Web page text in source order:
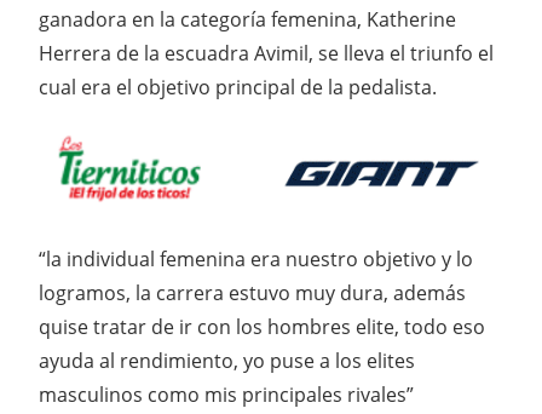
ganadora en la categoría femenina, Katherine
Herrera de la escuadra Avimil, se lleva el triunfo el
cual era el objetivo principal de la pedalista.
“la individual femenina era nuestro objetivo y lo
logramos, la carrera estuvo muy dura, además
quise tratar de ir con los hombres elite, todo eso
ayuda al rendimiento, yo puse a los elites
masculinos como mis principales rivales”